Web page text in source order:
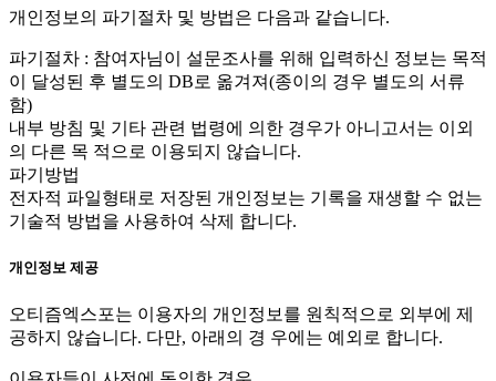
개인정보의 파기절차 및 방법은 다음과 같습니다.
파기절차 : 참여자님이 설문조사를 위해 입력하신 정보는 목적
이 달성된 후 별도의 DB로 옮겨져(종이의 경우 별도의 서류
함)
내부 방침 및 기타 관련 법령에 의한 경우가 아니고서는 이외
의 다른 목 적으로 이용되지 않습니다.
파기방법
전자적 파일형태로 저장된 개인정보는 기록을 재생할 수 없는
기술적 방법을 사용하여 삭제 합니다.
개인정보 제공
오티즘엑스포는 이용자의 개인정보를 원칙적으로 외부에 제
공하지 않습니다. 다만, 아래의 경 우에는 예외로 합니다.